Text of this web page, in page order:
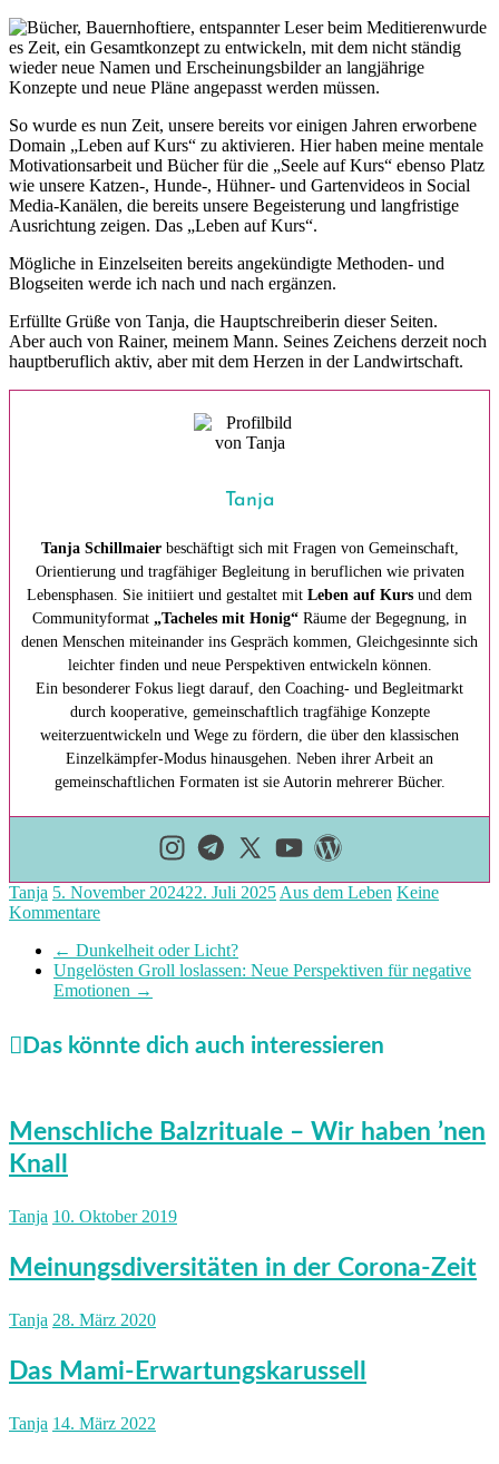
wurde
es Zeit, ein Gesamtkonzept zu entwickeln, mit dem nicht ständig
wieder neue Namen und Erscheinungsbilder an langjährige
Konzepte und neue Pläne angepasst werden müssen.
So wurde es nun Zeit, unsere bereits vor einigen Jahren erworbene
Domain „Leben auf Kurs“ zu aktivieren. Hier haben meine mentale
Motivationsarbeit und Bücher für die „Seele auf Kurs“ ebenso Platz
wie unsere Katzen-, Hunde-, Hühner- und Gartenvideos in Social
Media-Kanälen, die bereits unsere Begeisterung und langfristige
Ausrichtung zeigen. Das „Leben auf Kurs“.
Mögliche in Einzelseiten bereits angekündigte Methoden- und
Blogseiten werde ich nach und nach ergänzen.
Erfüllte Grüße von Tanja, die Hauptschreiberin dieser Seiten.
Aber auch von Rainer, meinem Mann. Seines Zeichens derzeit noch
hauptberuflich aktiv, aber mit dem Herzen in der Landwirtschaft.
Tanja
Tanja Schillmaierbeschäftigt sich mit Fragen von Gemeinschaft,
Orientierung und tragfähiger Begleitung in beruflichen wie privaten
Lebensphasen. Sie initiiert und gestaltet mit Leben auf Kurs und dem
Communityformat „Tacheles mit Honig“ Räume der Begegnung, in
denen Menschen miteinander ins Gespräch kommen, Gleichgesinnte sich
leichter finden und neue Perspektiven entwickeln können.
Ein besonderer Fokus liegt darauf, den Coaching- und Begleitmarkt
durch kooperative, gemeinschaftlich tragfähige Konzepte
weiterzuentwickeln und Wege zu fördern, die über den klassischen
Einzelkämpfer-Modus hinausgehen. Neben ihrer Arbeit an
gemeinschaftlichen Formaten ist sie Autorin mehrerer Bücher.
Tanja 5. November 202422. Juli 2025 Aus dem Leben Keine
Kommentare
← Dunkelheit oder Licht?
Ungelösten Groll loslassen: Neue Perspektiven für negative
Emotionen →
Das könnte dich auch interessieren
Menschliche Balzrituale – Wir haben ’nen
Knall
Tanja 10. Oktober 2019
Meinungsdiversitäten in der Corona-Zeit
Tanja 28. März 2020
Das Mami-Erwartungskarussell
Tanja 14. März 2022